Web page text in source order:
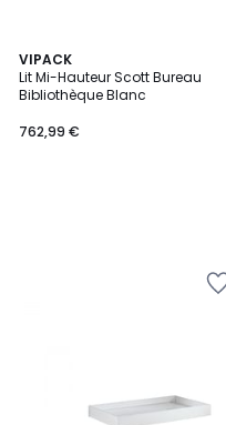
VIPACK
Lit Mi-Hauteur Scott Bureau
Bibliothèque Blanc
762,99 €